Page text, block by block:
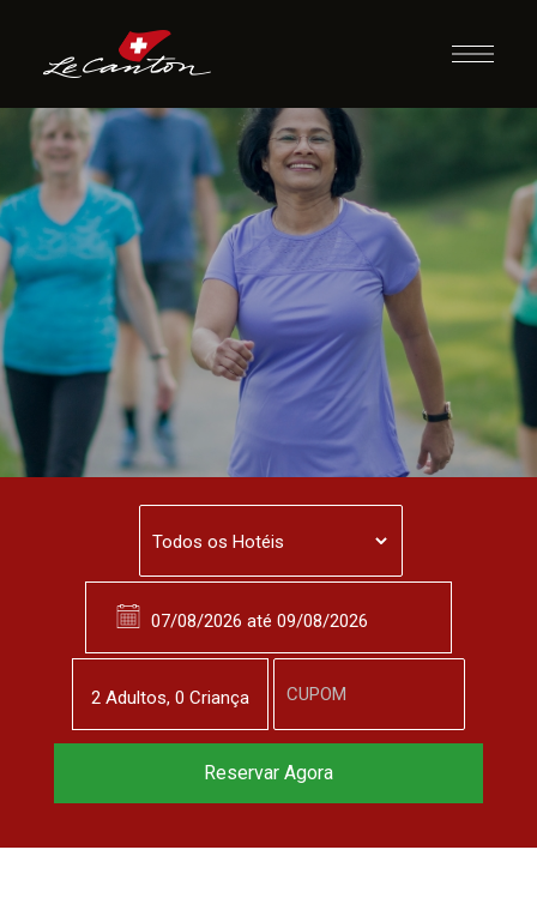
Caminhada
2 Adultos, 0 Criança
Reservar Agora